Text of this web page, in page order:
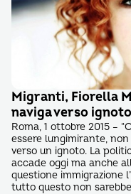
Migranti, Fiorella
naviga verso
Roma, 1 ottobre 2015 –
essere lungimirante,
verso un ignoto. La
accade oggi ma anche
questione immigrazione
tutto questo non sarebbe